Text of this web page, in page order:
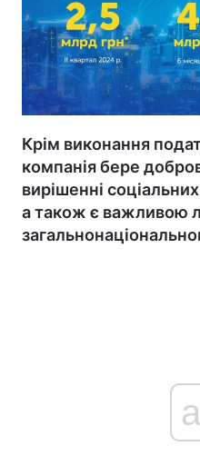
Крім виконання
компанія бере
вирішенні
а також є важливою